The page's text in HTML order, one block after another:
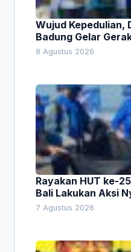
Wujud Kepedulian,
Badung Gelar
8 Agustus 2026
Rayakan HUT ke-
Bali Lakukan Aksi
Lingkungan
7 Agustus 2026